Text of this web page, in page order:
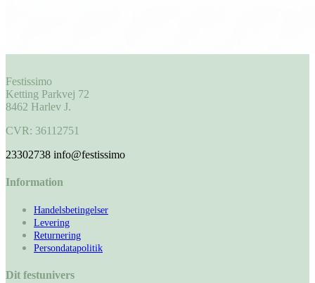
Festissimo
Ketting Parkvej 72
8462 Harlev J.
CVR: 36112751
23302738 info@festissimo
Information
Handelsbetingelser
Levering
Returnering
Persondatapolitik
Dit festunivers